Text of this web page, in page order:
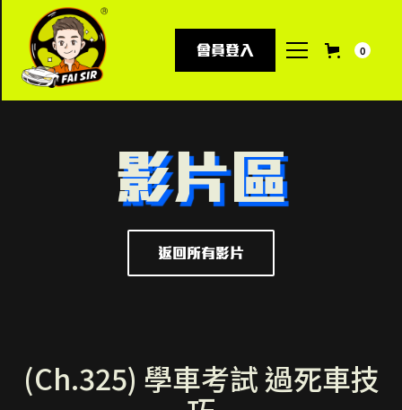
會員登入 0
影片區
返回所有影片
(Ch.325) 學車考試 過死車技